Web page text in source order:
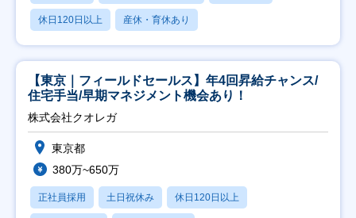
休日120日以上 産休・育休あり
【東京｜フィールドセールス】年4回昇給チャンス/
住宅手当/早期マネジメント機会あり！
株式会社クオレガ
東京都
380万~650万
正社員採用 土日祝休み 休日120日以上